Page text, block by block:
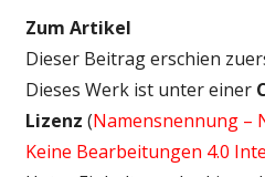
Zum Artikel
Dieser Beitrag erschien
Dieses Werk ist unter einer
Lizenz (Namensnennung –
Keine Bearbeitungen 4.0